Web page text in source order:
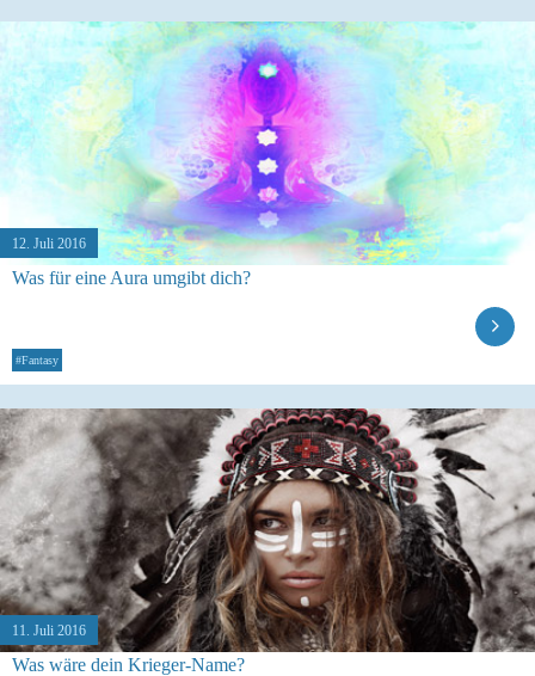
12. Juli 2016
Was für eine Aura umgibt dich?
#Fantasy
11. Juli 2016
Was wäre dein Krieger-Name?